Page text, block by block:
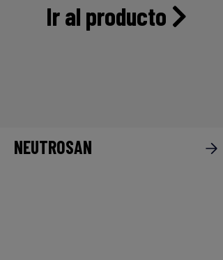
Ir al producto
NEUTROSAN